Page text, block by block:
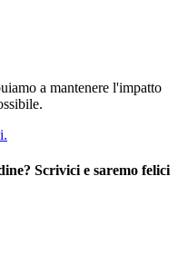
a mantenere l'impatto
Scrivici e saremo felici